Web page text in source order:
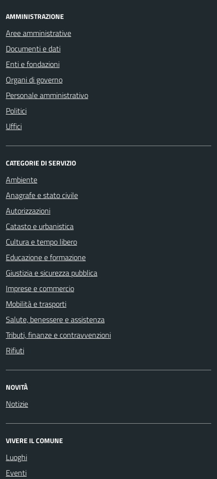
AMMINISTRAZIONE
Aree amministrative
Documenti e dati
Enti e fondazioni
Organi di governo
Personale amministrativo
Politici
Uffici
CATEGORIE DI SERVIZIO
Ambiente
Anagrafe e stato civile
Autorizzazioni
Catasto e urbanistica
Cultura e tempo libero
Educazione e formazione
Giustizia e sicurezza pubblica
Imprese e commercio
Mobilità e trasporti
Salute, benessere e assistenza
Tributi, finanze e contravvenzioni
Rifiuti
NOVITÀ
Notizie
VIVERE IL COMUNE
Luoghi
Eventi